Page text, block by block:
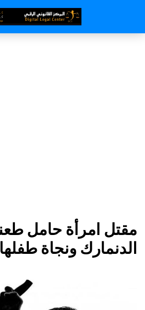
مقتل امرأة حامل
الدنمارك ونجاة طفلها